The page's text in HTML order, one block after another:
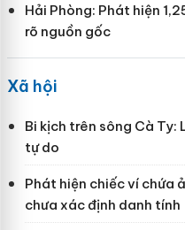
Hải Phòng: Phát hiện
rõ nguồn gốc
Xã hội
Bi kịch trên sông Cà
tự do
Phát hiện chiếc ví chứa
chưa xác định danh tính